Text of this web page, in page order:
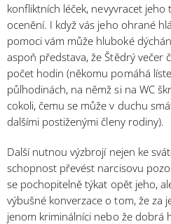
konfliktních léček, nevyvracet
ocenění. I když vás jeho ohrané
pomoci vám může hluboké
aspoň představa, že Štědrý večer
počet hodin (někomu pomáhá
půlhodinách, na němž si na WC
cokoli, čemu se může v duchu
dalšími postiženými členy rodiny).
Další nutnou výzbrojí nejen ke
schopnost převést narcisovu
se pochopitelně týkat opět jeho,
výbušné konverzace o tom, že za
jenom kriminálníci nebo že dobrá